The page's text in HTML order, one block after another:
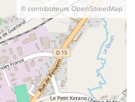
© contributeurs OpenStreetMap